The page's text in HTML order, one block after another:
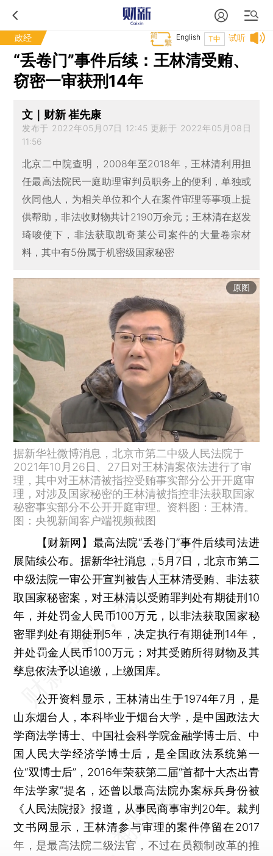
政经 试听
T中
English
“丢卷门”事件后续：王林清受贿、
窃密一审获刑14年
文｜财新 崔先康
发布于 2022年05月07日 12:45 更新于 2022年05月08日
11:56
北京二中院查明，2008年至2018年，王林清利用担
任最高法院民一庭助理审判员职务上的便利，单独或
伙同他人，为相关单位和个人在案件审理等事项上提
供帮助，非法收财物共计2190万余元；王林清在赵发
琦唆使下，非法获取凯奇莱公司案件的大量卷宗材
料，其中有5份属于机密级国家秘密
原图
据新华社微博消息，北京市第二中级人民法院于
2021年10月26日、27日对王林清案依法进行了审
理，其中对王林清被指控受贿事实部分公开开庭审
理，对涉及国家秘密的王林清被指控非法获取国家
秘密事实部分不公开开庭审理。资料图：王林清。
图：央视新闻客户端视频截图
【财新网】 最高法院“丢卷门”事件后续司法进
展陆续公布。据新华社消息，5月7日，北京市第二
中级法院一审公开宣判被告人王林清受贿、非法获
取国家秘密案，对王林清以受贿罪判处有期徒刑10
年，并处罚金人民币100万元，以非法获取国家秘
密罪判处有期徒刑5年，决定执行有期徒刑14年，
并处罚金人民币100万元；对其受贿所得财物及其
孳息依法予以追缴，上缴国库。
公开资料显示，王林清出生于1974年7月，是
山东烟台人，本科毕业于烟台大学，是中国政法大
学商法学博士、中国社会科学院金融学博士后、中
国人民大学经济学博士后，是全国政法系统第一
位“双博士后”，2016年荣获第二届“首都十大杰出青
年法学家”提名，还曾以最高法院办案标兵身份被
《人民法院报》报道，从事民商事审判20年。裁判
文书网显示，王林清参与审理的案件停留在2017
年，是最高法院二级法官，不过在员额制改革的推